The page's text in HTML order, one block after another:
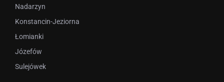
Nadarzyn
Konstancin-Jeziorna
Łomianki
Józefów
Sulejówek